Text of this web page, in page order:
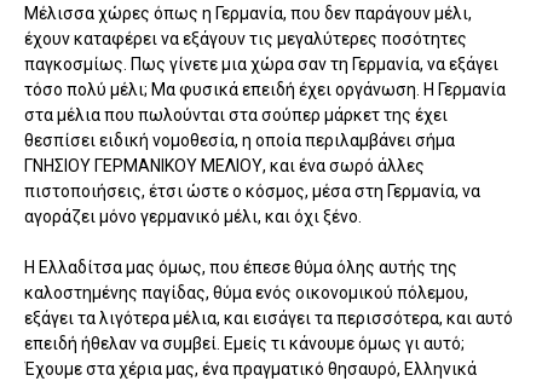
Μέλισσα χώρες όπως η Γερμανία, που δεν παράγουν μέλι,
έχουν καταφέρει να εξάγουν τις μεγαλύτερες ποσότητες
παγκοσμίως. Πως γίνετε μια χώρα σαν τη Γερμανία, να εξάγει
τόσο πολύ μέλι; Μα φυσικά επειδή έχει οργάνωση. Η Γερμανία
στα μέλια που πωλούνται στα σούπερ μάρκετ της έχει
θεσπίσει ειδική νομοθεσία, η οποία περιλαμβάνει σήμα
ΓΝΗΣΙΟΥ ΓΕΡΜΑΝΙΚΟΥ ΜΕΛΙΟΥ, και ένα σωρό άλλες
πιστοποιήσεις, έτσι ώστε ο κόσμος, μέσα στη Γερμανία, να
αγοράζει μόνο γερμανικό μέλι, και όχι ξένο.
Η Ελλαδίτσα μας όμως, που έπεσε θύμα όλης αυτής της
καλοστημένης παγίδας, θύμα ενός οικονομικού πόλεμου,
εξάγει τα λιγότερα μέλια, και εισάγει τα περισσότερα, και αυτό
επειδή ήθελαν να συμβεί. Εμείς τι κάνουμε όμως γι αυτό;
Έχουμε στα χέρια μας, ένα πραγματικό θησαυρό, Ελληνικά